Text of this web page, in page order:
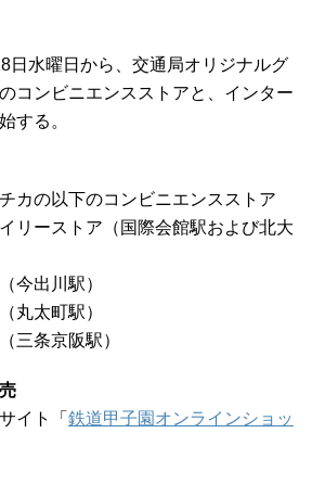
日水曜日から、交通局オリジナルグ
コンビニエンスストアと、インター
する。
カの以下のコンビニエンスストア
リーストア（国際会館駅および北大
今出川駅）
丸太町駅）
三条京阪駅）
イト「 鉄道甲子園オンラインショッ